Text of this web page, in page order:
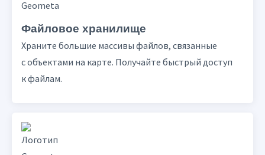
Файловое хранилище
Храните большие массивы файлов, связанные
с объектами на карте. Получайте быстрый доступ
к файлам.